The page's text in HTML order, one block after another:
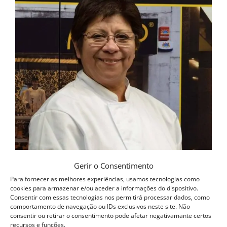
Gerir o Consentimento
Para fornecer as melhores experiências, usamos tecnologias como
cookies para armazenar e/ou aceder a informações do dispositivo.
Consentir com essas tecnologias nos permitirá processar dados, como
comportamento de navegação ou IDs exclusivos neste site. Não
consentir ou retirar o consentimento pode afetar negativamante certos
recursos e funções.